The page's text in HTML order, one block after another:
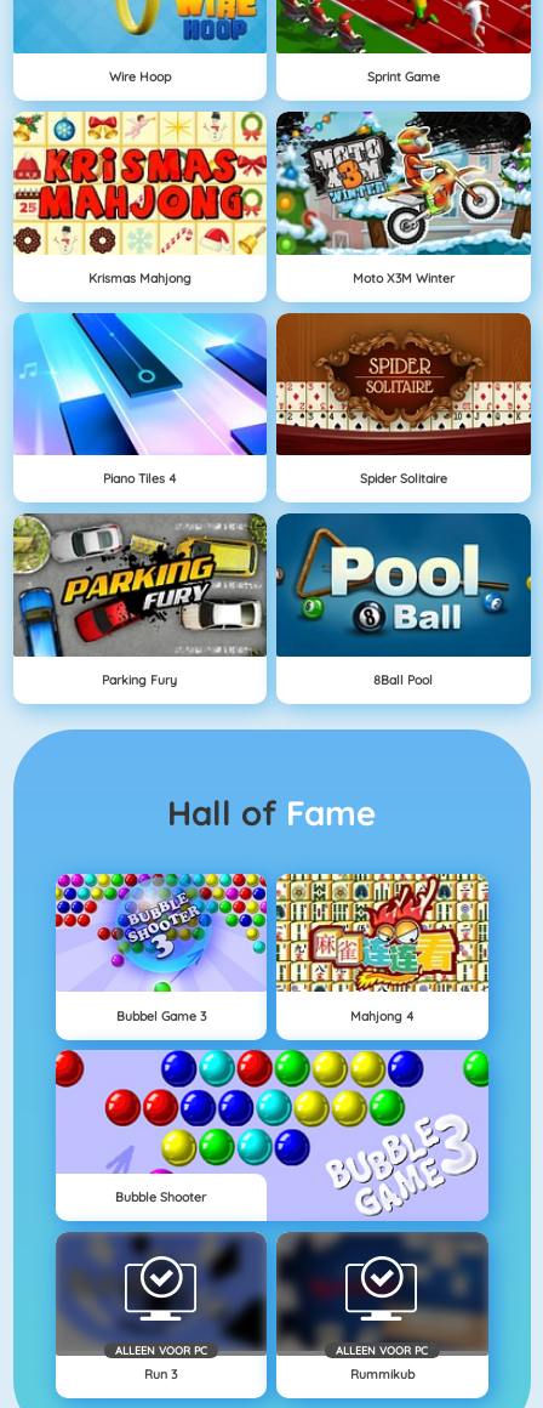
Wire Hoop Sprint Game
Krismas Mahjong Moto X3M Winter
Piano Tiles 4 Spider Solitaire
Parking Fury 8Ball Pool
Hall of Fame
Bubbel Game 3 Mahjong 4
Bubble Shooter
ALLEEN VOOR PC
Run 3
ALLEEN VOOR PC
Rummikub